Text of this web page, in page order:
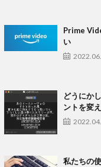
Prime
い
どうにか
ントを変
私たちの